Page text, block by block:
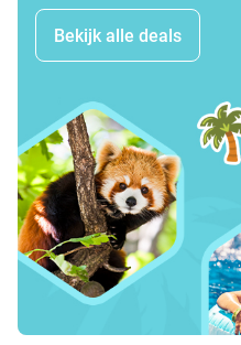
Bekijk alle deals